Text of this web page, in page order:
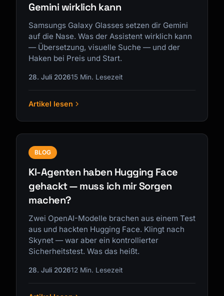
Gemini wirklich kann
Samsungs Galaxy Glasses setzen dir Gemini
auf die Nase. Was der Assistent wirklich kann
— Übersetzung, visuelle Suche — und der
Haken bei Preis und Start.
28. Juli 202615 Min. Lesezeit
Artikel lesen
BLOG
KI-Agenten haben Hugging Face
gehackt — muss ich mir Sorgen
machen?
Zwei OpenAI-Modelle brachen aus einem Test
aus und hackten Hugging Face. Klingt nach
Skynet — war aber ein kontrollierter
Sicherheitstest. Was das heißt.
28. Juli 202612 Min. Lesezeit